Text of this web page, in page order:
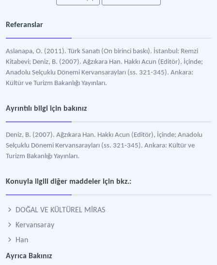
Referanslar
Aslanapa, O. (2011). Türk Sanatı (On birinci baskı). İstanbul: Remzi
Kitabevi; Deniz, B. (2007). Ağzıkara Han. Hakkı Acun (Editör), İçinde;
Anadolu Selçuklu Dönemi Kervansarayları (ss. 321-345). Ankara:
Kültür ve Turizm Bakanlığı Yayınları.
Ayrıntılı bilgi için bakınız
Deniz, B. (2007). Ağzıkara Han. Hakkı Acun (Editör), İçinde; Anadolu
Selçuklu Dönemi Kervansarayları (ss. 321-345). Ankara: Kültür ve
Turizm Bakanlığı Yayınları.
Konuyla ilgili diğer maddeler için bkz.:
DOĞAL VE KÜLTÜREL MİRAS
Kervansaray
Han
Ayrıca Bakınız